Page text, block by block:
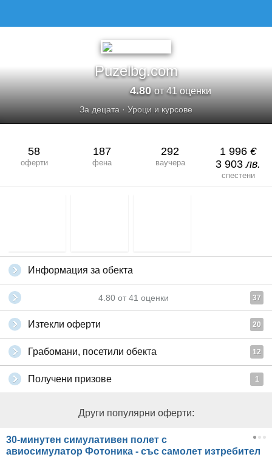
Puzelbg.com
4.80от 41 оценки
За децата · Уроци и курсове
58
оферти
187
фена
292
ваучера
1 996 €
3 903лв.
спестени
Информация за обекта
4.80 от 41 оценки 37
Изтекли оферти 20
Грабомани, посетили обекта 12
Получени призове 1
Други популярни оферти:
30-минутен симулативен полет с
авиосимулатор Фотоника - със самолет изтребител